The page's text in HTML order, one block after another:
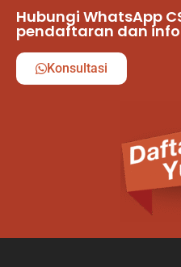
Hubungi WhatsApp
pendaftaran dan
Konsultasi